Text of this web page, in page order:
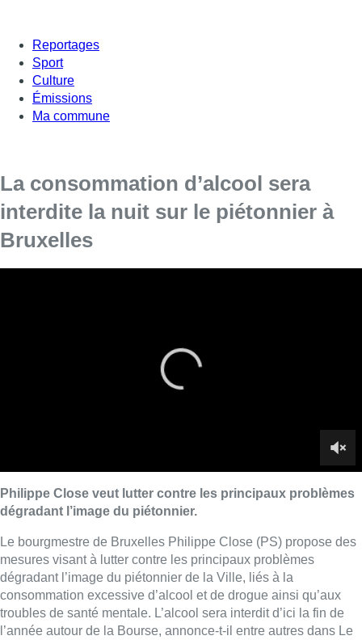
Reportages
Sport
Culture
Émissions
Ma commune
La consommation d’alcool sera
interdite la nuit sur le piétonnier à
Bruxelles
Philippe Close veut lutter contre les principaux problèmes
dégradant l’image du piétonnier.
Le bourgmestre de Bruxelles Philippe Close (PS) propose des
mesures visant à lutter contre les principaux problèmes
dégradant l’image du piétonnier de la Ville, liés à la
consommation excessive d’alcool et de drogue ainsi qu’aux
troubles de santé mentale. L’alcool sera interdit d’ici la fin de
l’année autour de la Bourse, annonce-t-il entre autres dans Le